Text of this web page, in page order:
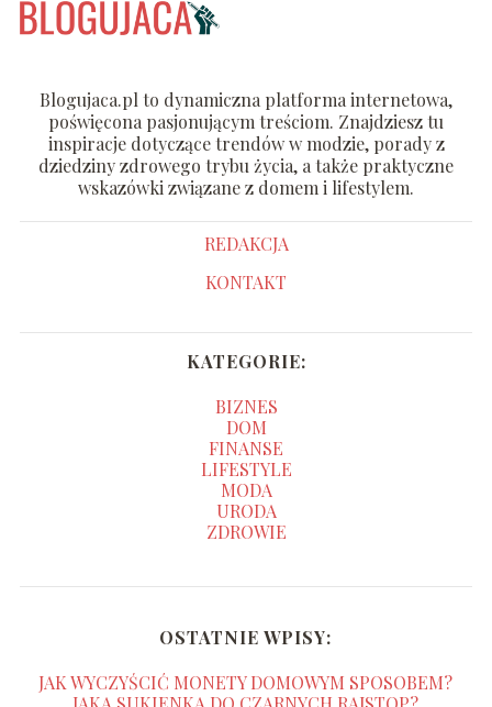
Blogujaca.pl to dynamiczna platforma internetowa,
poświęcona pasjonującym treściom. Znajdziesz tu
inspiracje dotyczące trendów w modzie, porady z
dziedziny zdrowego trybu życia, a także praktyczne
wskazówki związane z domem i lifestylem.
REDAKCJA
KONTAKT
KATEGORIE:
BIZNES
DOM
FINANSE
LIFESTYLE
MODA
URODA
ZDROWIE
OSTATNIE WPISY:
JAK WYCZYŚCIĆ MONETY DOMOWYM SPOSOBEM?